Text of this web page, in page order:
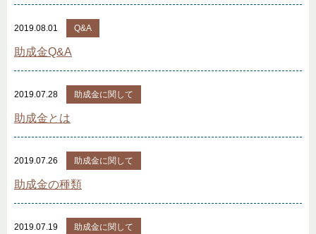
2019.08.01 Q&A
助成金Q&A
2019.07.28 助成金に関して
助成金とは
2019.07.26 助成金に関して
助成金の種類
2019.07.19 助成金に関して